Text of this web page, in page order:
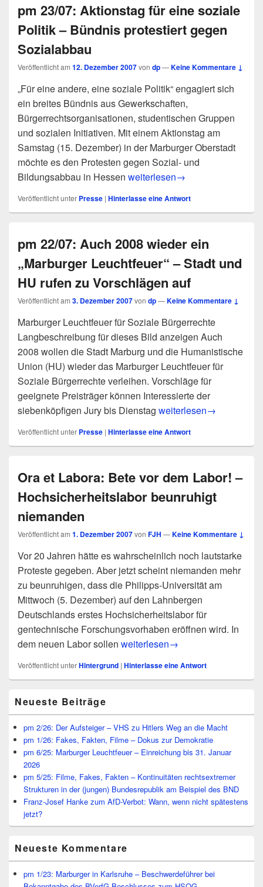
pm 23/07: Aktionstag für eine soziale
Politik – Bündnis protestiert gegen
Sozialabbau
Veröffentlicht am 12. Dezember 2007von dp—Keine Kommentare ↓
„Für eine andere, eine soziale Politik“ engagiert sich
ein breites Bündnis aus Gewerkschaften,
Bürgerrechtsorganisationen, studentischen Gruppen
und sozialen Initiativen. Mit einem Aktionstag am
Samstag (15. Dezember) in der Marburger Oberstadt
möchte es den Protesten gegen Sozial- und
Bildungsabbau in Hessen pm 23/07: Aktionstag für eine
weiterlesen→
Veröffentlicht unter Presse | Hinterlasse eine Antwort
pm 22/07: Auch 2008 wieder ein
„Marburger Leuchtfeuer“ – Stadt und
HU rufen zu Vorschlägen auf
Veröffentlicht am 3. Dezember 2007von dp—Keine Kommentare ↓
Marburger Leuchtfeuer für Soziale Bürgerrechte
Langbeschreibung für dieses Bild anzeigen Auch
2008 wollen die Stadt Marburg und die Humanistische
Union (HU) wieder das Marburger Leuchtfeuer für
Soziale Bürgerrechte verleihen. Vorschläge für
geeignete Preisträger können Interessierte der
siebenköpfigen Jury bis Dienstag pm 22/07: Auch 2008
weiterlesen→
Veröffentlicht unter Presse | Hinterlasse eine Antwort
Ora et Labora: Bete vor dem Labor! –
Hochsicherheitslabor beunruhigt
niemanden
Veröffentlicht am 1. Dezember 2007von FJH —Keine Kommentare ↓
Vor 20 Jahren hätte es wahrscheinlich noch lautstarke
Proteste gegeben. Aber jetzt scheint niemanden mehr
zu beunruhigen, dass die Philipps-Universität am
Mittwoch (5. Dezember) auf den Lahnbergen
Deutschlands erstes Hochsicherheitslabor für
gentechnische Forschungsvorhaben eröffnen wird. In
dem neuen Labor sollen Ora et Labora: Bete vor dem
weiterlesen→
Veröffentlicht unterHintergrund | Hinterlasse eine Antwort
Seitenleisten
Widget-
Bereich
Neueste Beiträge
pm 2/26: Der Aufsteiger – VHS zu Hitlers Weg an die Macht
pm 1/26: Fakes, Fakten, Filme – Dokus zur Demokratie
pm 6/25: Marburger Leuchtfeuer – Einreichung bis 31. Januar
2026
pm 5/25: Filme, Fakes, Fakten – Kontinuitäten rechtsextremer
Strukturen in der (jungen) Bundesrepublik am Beispiel des BND
Franz-Josef Hanke zum AfD-Verbot: Wann, wenn nicht spätestens
jetzt?
Neueste Kommentare
pm 1/23: Marburger in Karlsruhe – Beschwerdeführer bei